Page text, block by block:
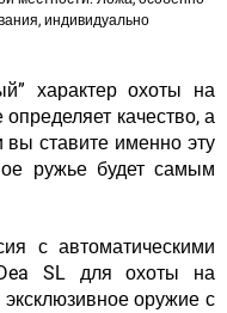
индивидуально
характер охоты на
качество, а
вы ставите именно эту
ружье будет самым
с автоматическими
SL для охоты на
оружие с